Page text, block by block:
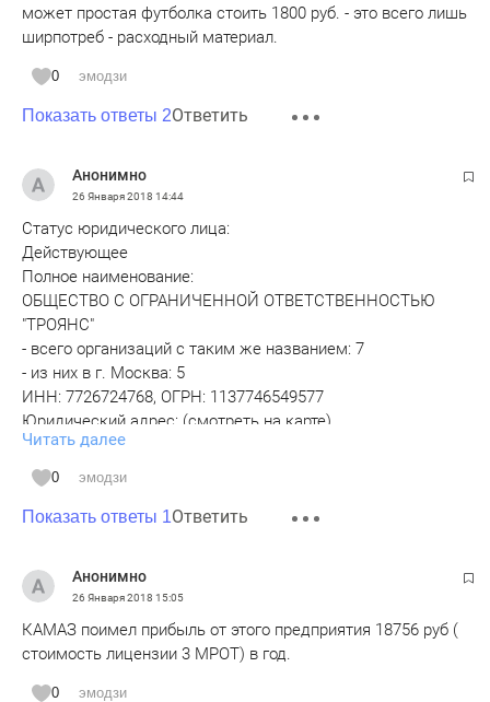
может простая футболка стоить 1800 руб. - это всего лишь
ширпотреб - расходный материал.
0 эмодзи
Показать ответы 2Ответить
Анонимно
26 Января 2018 14:44
Статус юридического лица:
Действующее
Полное наименование:
ОБЩЕСТВО С ОГРАНИЧЕННОЙ ОТВЕТСТВЕННОСТЬЮ
"ТРОЯНС"
- всего организаций с таким же названием: 7
- из них в г. Москва: 5
ИНН: 7726724768, ОГРН: 1137746549577
Юридический адрес: (смотреть на карте)
117105, город Москва, Варшавское шоссе, д. 1, стр.1-2,
комната33; этаж 6
- по этому адресу зарегистрировано организаций: 1
(действующих - 1, ликвидированных - 0)
Генеральный директор: Хабеева Светлана Михайловна
КОРМИЛИСЬ в Набережных Челнах, около КАМАЗа. А
раздает. В Тольятти почему не взяли лицензию?
Читать далее
0 эмодзи
Показать ответы 1Ответить
Анонимно
26 Января 2018 15:05
КАМАЗ поимел прибыль от этого предприятия 18756 руб (
стоимость лицензии 3 МРОТ) в год.
0 эмодзи